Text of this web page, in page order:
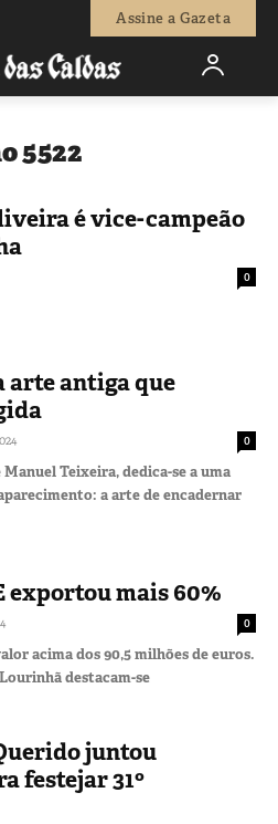
Assine a Gazeta
5522
é vice-campeão
0
arte antiga que
0
Teixeira, dedica-se a uma
a arte de encadernar
exportou mais 60%
0
acima dos 90,5 milhões de euros.
destacam-se
juntou
festejar 31º